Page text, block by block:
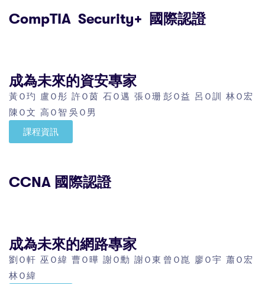
CompTIA Security+ 國際認證
成為未來的資安專家
黃Ｏ玓 盧Ｏ彤 許Ｏ茵 石Ｏ邁 張Ｏ珊 彭Ｏ益 呂Ｏ訓 林Ｏ宏
陳Ｏ文 高Ｏ智 吳Ｏ男
課程資訊
CCNA 國際認證
成為未來的網路專家
劉Ｏ軒 巫Ｏ緯 曹Ｏ曄 謝Ｏ勳 謝Ｏ東 曾Ｏ崑 廖Ｏ宇 蕭Ｏ宏
林Ｏ緯